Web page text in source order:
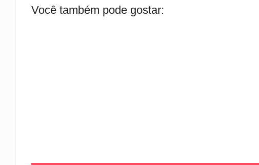
Você também pode gostar: